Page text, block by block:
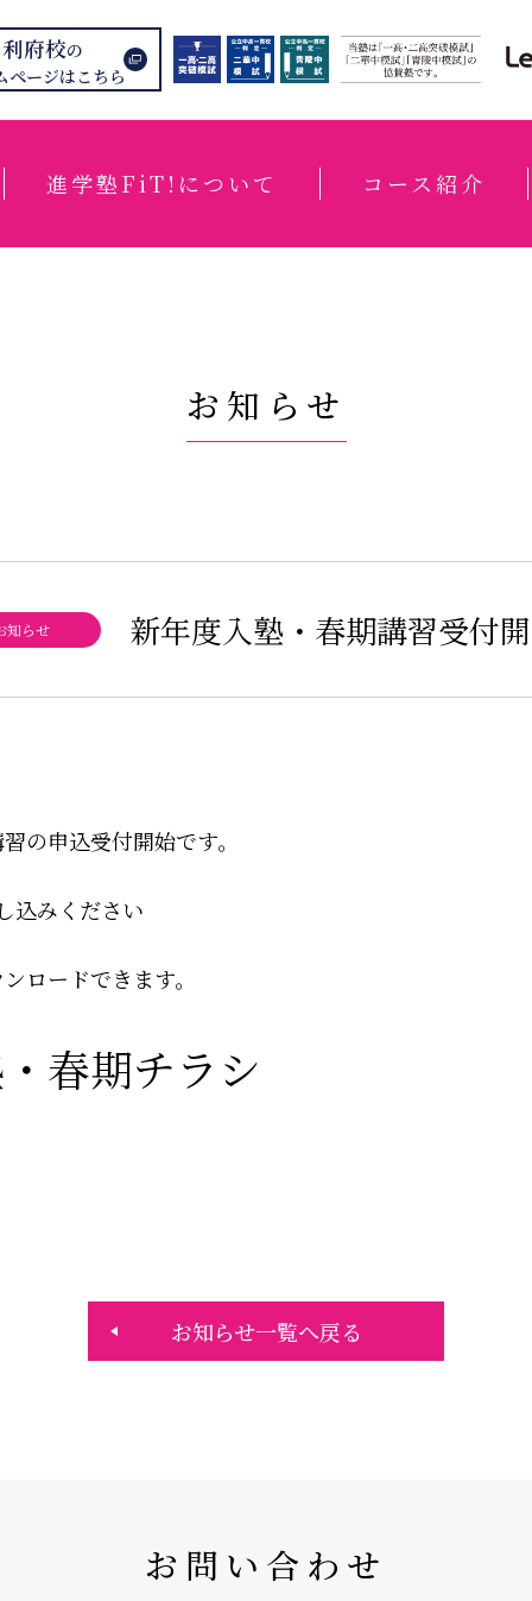
利府校の
ページはこちら
進学塾FiT!について コース紹介
お知らせ
知らせ 新年度入塾・春期講習受付
の申込受付開始です。
込みください
ロードできます。
春期チラシ
お知らせ一覧へ戻る
お問い合わせ